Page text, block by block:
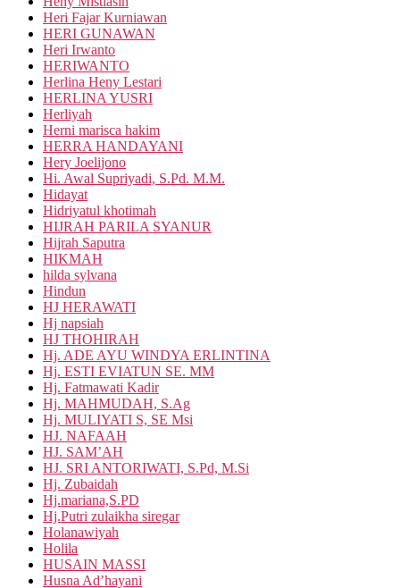
Heri Fajar Kurniawan
HERI GUNAWAN
Heri Irwanto
HERIWANTO
Herlina Heny Lestari
HERLINA YUSRI
Herliyah
Herni marisca hakim
HERRA HANDAYANI
Hery Joelijono
Hi. Awal Supriyadi, S.Pd. M.M.
Hidayat
Hidriyatul khotimah
HIJRAH PARILA SYANUR
Hijrah Saputra
HIKMAH
hilda sylvana
Hindun
HJ HERAWATI
Hj napsiah
HJ THOHIRAH
Hj. ADE AYU WINDYA ERLINTINA
Hj. ESTI EVIATUN SE. MM
Hj. Fatmawati Kadir
Hj. MAHMUDAH, S.Ag
Hj. MULIYATI S, SE Msi
HJ. NAFAAH
HJ. SAM’AH
HJ. SRI ANTORIWATI, S.Pd, M.Si
Hj. Zubaidah
Hj.mariana,S.PD
Hj.Putri zulaikha siregar
Holanawiyah
Holila
HUSAIN MASSI
Husna Ad’hayani